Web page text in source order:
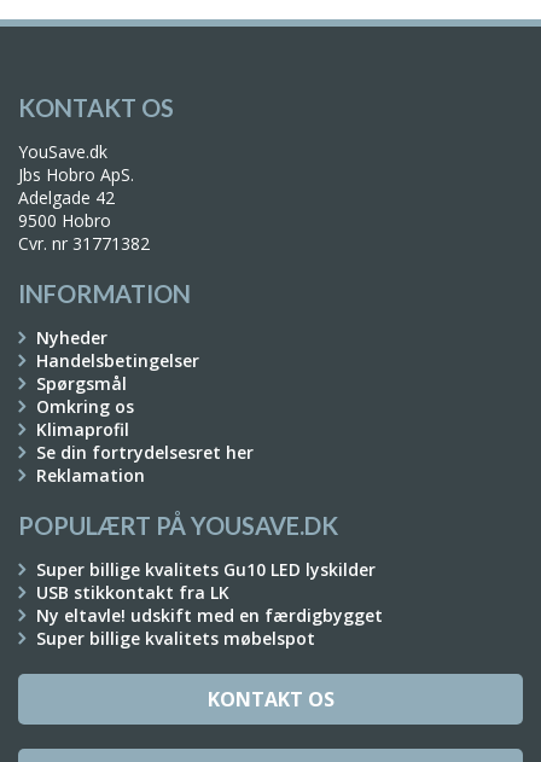
KONTAKT OS
YouSave.dk
Jbs Hobro ApS.
Adelgade 42
9500 Hobro
Cvr. nr 31771382
INFORMATION
Nyheder
Handelsbetingelser
Spørgsmål
Omkring os
Klimaprofil
Se din fortrydelsesret her
Reklamation
POPULÆRT PÅ YOUSAVE.DK
Super billige kvalitets Gu10 LED lyskilder
USB stikkontakt fra LK
Ny eltavle! udskift med en færdigbygget
Super billige kvalitets møbelspot
KONTAKT OS